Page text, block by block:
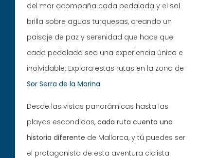
del mar acompaña cada pedalada y el sol
brilla sobre aguas turquesas, creando un
paisaje de paz y serenidad que hace que
cada pedalada sea una experiencia única e
inolvidable. Explora estas rutas en la zona de
Sor Serra de la Marina.
Desde las vistas panorámicas hasta las
playas escondidas,cada ruta cuenta una
historia diferente de Mallorca, y tú puedes ser
el protagonista de esta aventura ciclista.